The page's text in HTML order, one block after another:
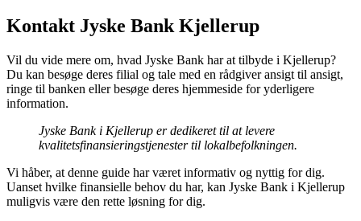
Kontakt Jyske Bank Kjellerup
Vil du vide mere om, hvad Jyske Bank har at tilbyde i Kjellerup?
Du kan besøge deres filial og tale med en rådgiver ansigt til ansigt,
ringe til banken eller besøge deres hjemmeside for yderligere
information.
Jyske Bank i Kjellerup er dedikeret til at levere
kvalitetsfinansieringstjenester til lokalbefolkningen.
Vi håber, at denne guide har været informativ og nyttig for dig.
Uanset hvilke finansielle behov du har, kan Jyske Bank i Kjellerup
muligvis være den rette løsning for dig.